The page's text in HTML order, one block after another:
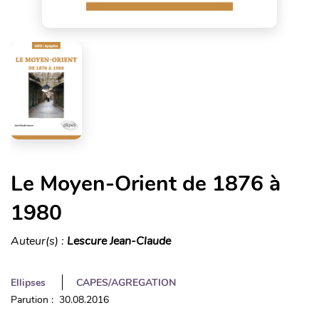
Le Moyen-Orient de 1876 à
1980
Auteur(s) : Lescure Jean-Claude
Ellipses
CAPES/AGREGATION
Parution : 30.08.2016